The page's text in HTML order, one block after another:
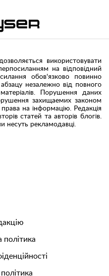
використовувати
на відповідний
обов'язково повинно
незалежно від повного
Порушення даних
захищаемих законом
права на інформацію. Редакція
статей та авторів блогів.
несуть рекламодавці.
політика